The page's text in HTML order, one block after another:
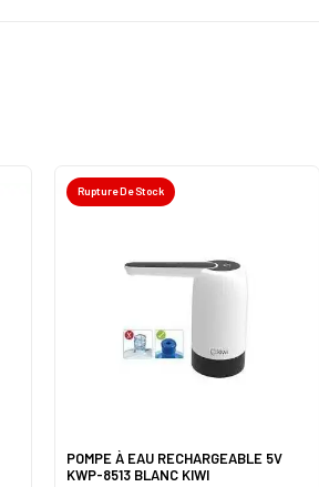
Rupture De Stock
POMPE À EAU RECHARGEABLE 5V
KWP-8513 BLANC KIWI